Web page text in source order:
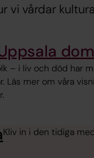
vi vårdar
– i liv och död har
Läs mer om våra
Kliv in i den tidiga